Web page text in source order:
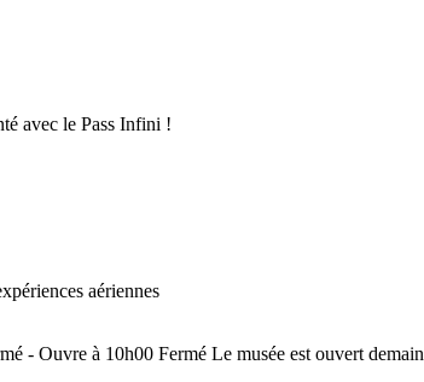
avec le Pass Infini !
aériennes
- Ouvre à 10h00 Fermé Le musée est ouvert demain